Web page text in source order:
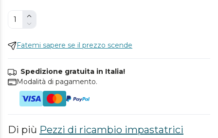
Fatemi sapere se il prezzo scende
Spedizione gratuita in Italia!
Modalità di pagamento.
Di più Pezzi di ricambio impastatrici